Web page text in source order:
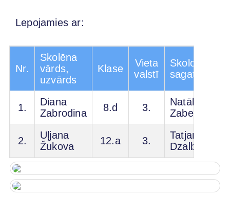
Lepojamies ar:
Nr.
Skolēna
vārds,
uzvārds
Klase
Vieta
valstī
Skolotājs-
sagatavotājs
1.
Diana
Zabrodina
8.d 3.
Natālija
Zabeļina
2.
Uļjana
Žukova
12.a 3.
Tatjana
Dzalba